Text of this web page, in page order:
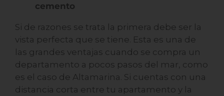
cemento
Si de razones se trata la primera debe ser la
vista perfecta que se tiene. Esta es una de
las grandes ventajas cuando se compra un
departamento a pocos pasos del mar, como
es el caso de Altamarina. Si cuentas con una
distancia corta entre tu apartamento y la